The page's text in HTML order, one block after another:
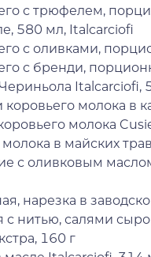
с трюфелем,
580 мл, Italcarciofi
с оливками,
с бренди,
Italcarciofi,
молока в
молока
в майских
с оливковым
нарезка в
с нитью, салями
160 г